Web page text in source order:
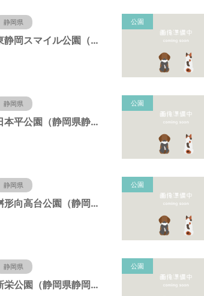
静岡県
東静岡スマイル公園（静岡県静岡市）
公園
静岡県
日本平公園（静岡県静岡市）
公園
静岡県
桝形向高台公園（静岡県静岡市）
公園
静岡県
新栄公園（静岡県静岡市）
公園